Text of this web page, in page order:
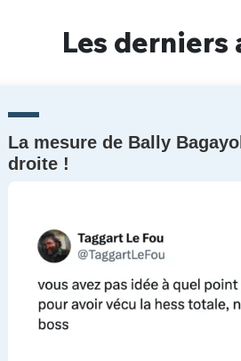
Les derniers
La mesure de Bally
droite !
Un